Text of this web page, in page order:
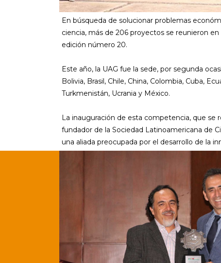
En búsqueda de solucionar problemas
ciencia, más de 206 proyectos se reunieron
edición número 20.
Este año, la UAG fue la sede, por segunda
Bolivia, Brasil, Chile, China, Colombia, Cuba,
Turkmenistán, Ucrania y México.
La inauguración de esta competencia, que se
fundador de la Sociedad Latinoamericana de
una aliada preocupada por el desarrollo de la